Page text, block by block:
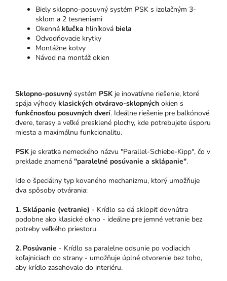
Biely sklopno-posuvný systém PSK s izolačným 3-
sklom a 2 tesneniami
Okenná kľučka hliníková biela
Odvodňovacie krytky
Montážne kotvy
Návod na montáž okien
Sklopno-posuvný systém PSK je inovatívne riešenie, ktoré
spája výhody klasických otváravo-sklopných okien s
funkčnosťou posuvných dverí. Ideálne riešenie pre balkónové
dvere, terasy a veľké presklené plochy, kde potrebujete úsporu
miesta a maximálnu funkcionalitu.
PSK je skratka nemeckého názvu "Parallel-Schiebe-Kipp", čo v
preklade znamená "paralelné posúvanie a sklápanie".
Ide o špeciálny typ kovaného mechanizmu, ktorý umožňuje
dva spôsoby otvárania:
1. Sklápanie (vetranie) - Krídlo sa dá sklopiť dovnútra
podobne ako klasické okno - ideálne pre jemné vetranie bez
potreby veľkého priestoru.
2. Posúvanie - Krídlo sa paralelne odsunie po vodiacich
koľajniciach do strany - umožňuje úplné otvorenie bez toho,
aby krídlo zasahovalo do interiéru.